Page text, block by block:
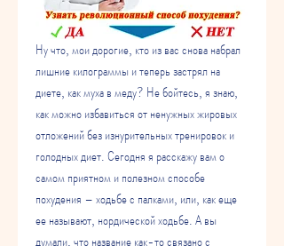
Ну что, мои дорогие, кто из вас снова набрал
лишние килограммы и теперь застрял на
диете, как муха в меду? Не бойтесь, я знаю,
как можно избавиться от ненужных жировых
отложений без изнурительных тренировок и
голодных диет. Сегодня я расскажу вам о
самом приятном и полезном способе
похудения – ходьбе с палками, или, как еще
ее называют, нордической ходьбе. А вы
думали, что название как-то связано с